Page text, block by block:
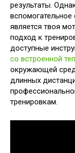
результаты.
является твоя
подход к
доступные
со встроенной
окружающей
длинных
тренировкам.